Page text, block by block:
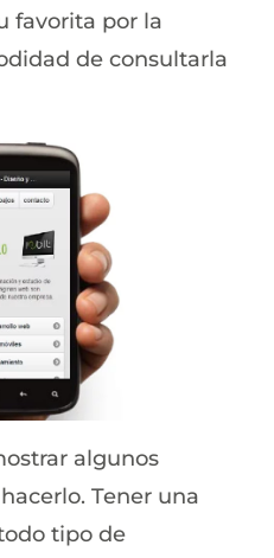
favorita por la
de consultarla
algunos
Tener una
tipo de